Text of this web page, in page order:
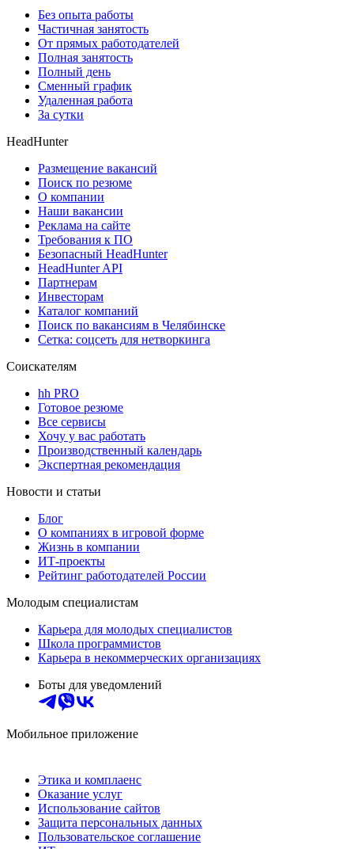
Без опыта работы
Частичная занятость
От прямых работодателей
Полная занятость
Полный день
Сменный график
Удаленная работа
За сутки
HeadHunter
Размещение вакансий
Поиск по резюме
О компании
Наши вакансии
Реклама на сайте
Требования к ПО
Безопасный HeadHunter
HeadHunter API
Партнерам
Инвесторам
Каталог компаний
Поиск по вакансиям в Челябинске
Сетка: соцсеть для нетворкинга
Соискателям
hh PRO
Готовое резюме
Все сервисы
Хочу у вас работать
Производственный календарь
Экспертная рекомендация
Новости и статьи
Блог
О компаниях в игровой форме
Жизнь в компании
ИТ-проекты
Рейтинг работодателей России
Молодым специалистам
Карьера для молодых специалистов
Школа программистов
Карьера в некоммерческих организациях
Боты для уведомлений
Мобильное приложение
Этика и комплаенс
Оказание услуг
Использование сайтов
Защита персональных данных
Пользовательское соглашение